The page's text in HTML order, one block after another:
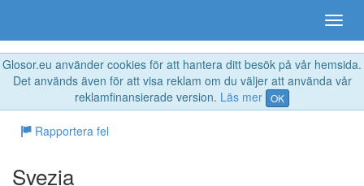
Glosor.eu använder cookies för att hantera ditt besök på vår hemsida.
Det används även för att visa reklam om du väljer att använda vår
reklamfinansierade version. Läs mer OK
Rapportera fel
Svezia